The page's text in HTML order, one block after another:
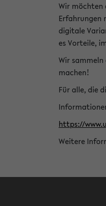
Wir möchten
Erfahrungen
digitale
es Vorteile,
Wir
machen!
Für alle, die
https://
Weitere